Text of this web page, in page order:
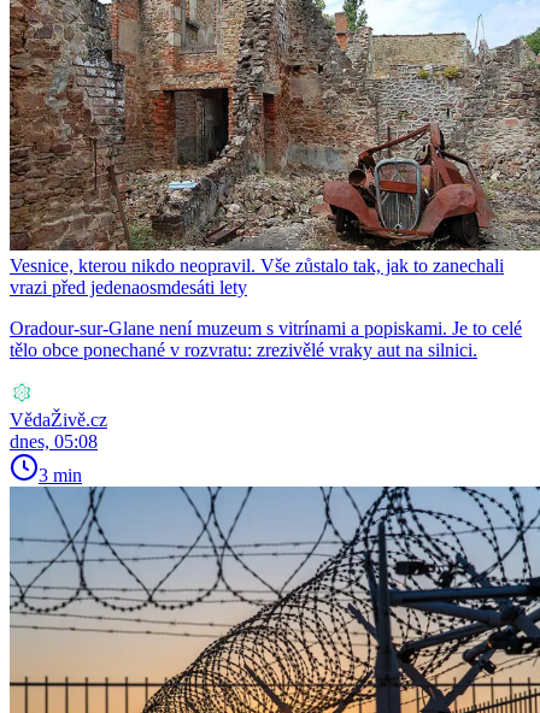
Vesnice, kterou nikdo neopravil. Vše zůstalo tak, jak to zanechali
vrazi před jedenaosmdesáti lety
Oradour-sur-Glane není muzeum s vitrínami a popiskami. Je to celé
tělo obce ponechané v rozvratu: zrezivělé vraky aut na silnici.
VědaŽivě.cz
dnes, 05:08
3 min